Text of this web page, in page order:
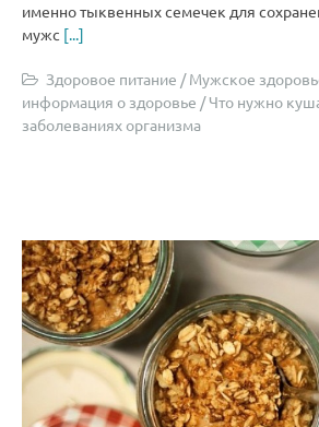
именно тыквенных семечек для
мужс [...]
Здоровое питание /Мужское
информация о здоровье /Что нужно
заболеваниях организма